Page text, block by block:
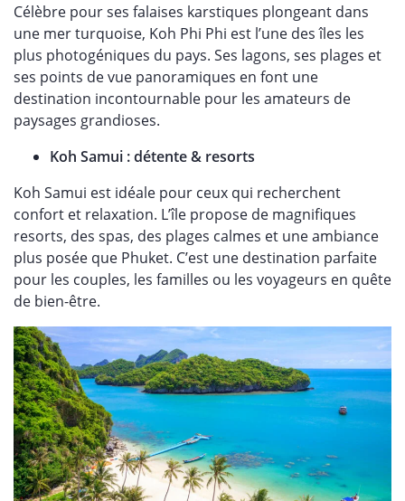
Célèbre pour ses falaises karstiques plongeant dans
une mer turquoise, Koh Phi Phi est l’une des îles les
plus photogéniques du pays. Ses lagons, ses plages et
ses points de vue panoramiques en font une
destination incontournable pour les amateurs de
paysages grandioses.
Koh Samui : détente & resorts
Koh Samui est idéale pour ceux qui recherchent
confort et relaxation. L’île propose de magnifiques
resorts, des spas, des plages calmes et une ambiance
plus posée que Phuket. C’est une destination parfaite
pour les couples, les familles ou les voyageurs en quête
de bien-être.